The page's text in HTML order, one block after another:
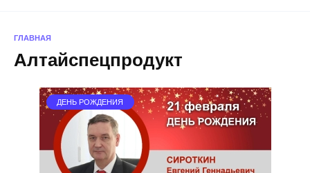
ГЛАВНАЯ
Алтайспецпродукт
ДЕНЬ РОЖДЕНИЯ